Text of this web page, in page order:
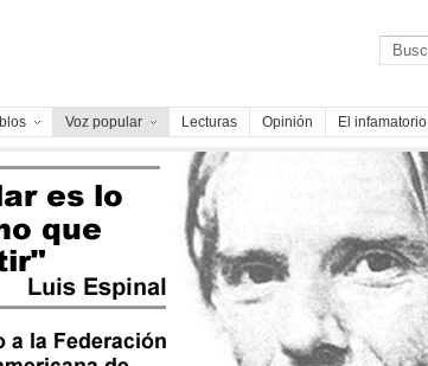
Voz popular Lecturas Opinión El infamatorio